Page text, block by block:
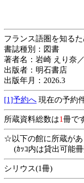
フランス語圏を知
書誌種別：図書
著者名：岩崎 えり奈
出版者：明石書店
出版年月：2026.3
[1]予約へ 現在の予約
所蔵資料総数は1冊で
☆以下の館に所蔵があ
(ｶｯｺ内は貸出可能
シリウス(1冊)